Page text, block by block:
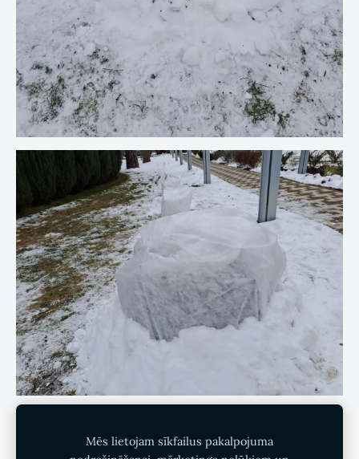
Sīkdatnes
Mēs lietojam sīkfailus pakalpojuma